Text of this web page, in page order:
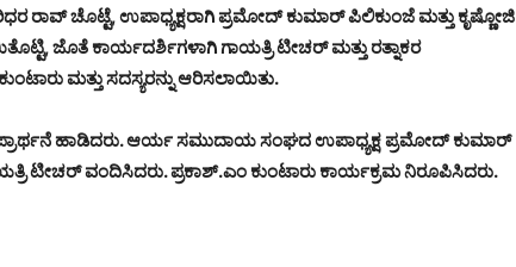
ರಾವ್ ಚೊಟ್ಟೆ, ಉಪಾಧ್ಯಕ್ಷರಾಗಿ ಪ್ರಮೋದ್ ಕುಮಾರ್ ಪಿಲಿಕುಂಜೆ ಮತ್ತು ಕೃಷ್ಣೋಜಿ
ಜೊತೆ ಕಾರ್ಯದರ್ಶಿಗಳಾಗಿ ಗಾಯತ್ರಿ ಟೀಚರ್ ಮತ್ತು ರತ್ನಾಕರ
ಮತ್ತು ಸದಸ್ಯರನ್ನು ಆರಿಸಲಾಯಿತು.
ಹಾಡಿದರು. ಆರ್ಯ ಸಮುದಾಯ ಸಂಘದ ಉಪಾಧ್ಯಕ್ಷ ಪ್ರಮೋದ್ ಕುಮಾರ್
ಟೀಚರ್ ವಂದಿಸಿದರು. ಪ್ರಕಾಶ್.ಎಂ ಕುಂಟಾರು ಕಾರ್ಯಕ್ರಮ ನಿರೂಪಿಸಿದರು.